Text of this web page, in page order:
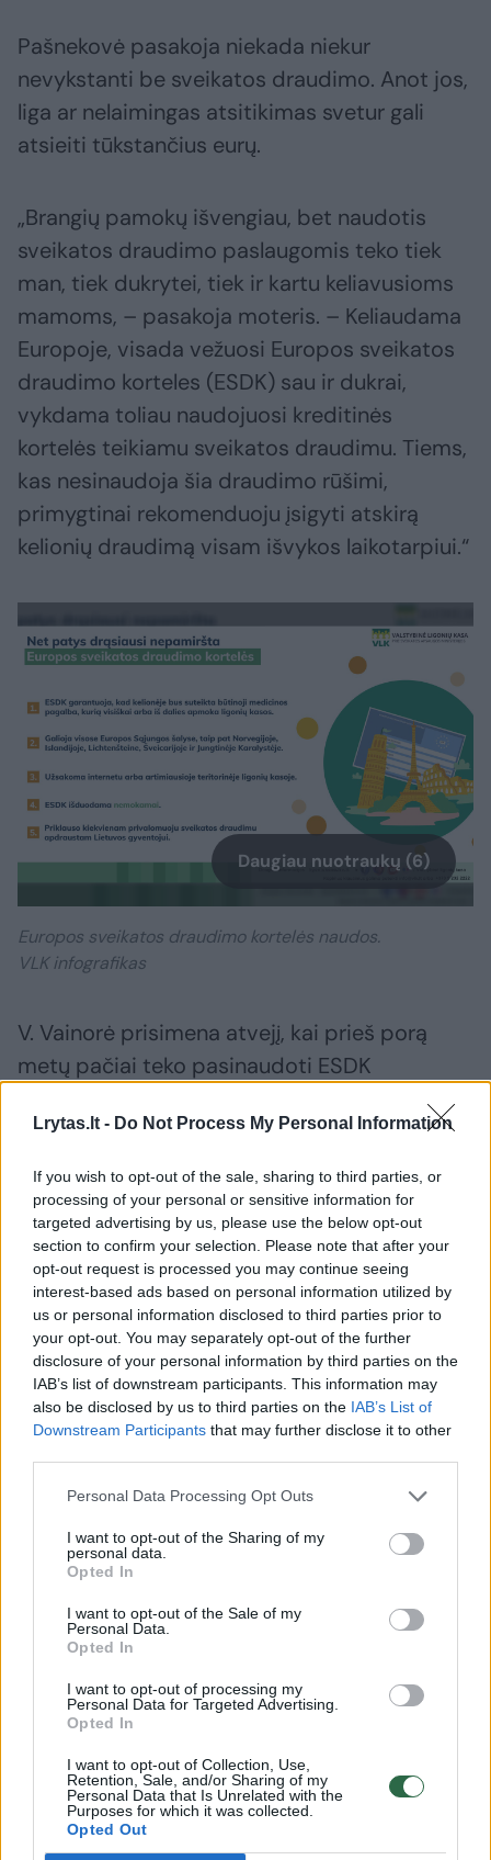
Lrytas.lt - Do Not Process My Personal Information
If you wish to opt-out of the sale, sharing to third parties, or
processing of your personal or sensitive information for
targeted advertising by us, please use the below opt-out
section to confirm your selection. Please note that after your
opt-out request is processed you may continue seeing
interest-based ads based on personal information utilized by
us or personal information disclosed to third parties prior to
your opt-out. You may separately opt-out of the further
disclosure of your personal information by third parties on the
IAB’s list of downstream participants. This information may
also be disclosed by us to third parties on the IAB’s List of
Downstream Participants that may further disclose it to other
Personal Data Processing Opt Outs
I want to opt-out of the Sharing of my
personal data.
Opted In
I want to opt-out of the Sale of my
Personal Data.
Opted In
I want to opt-out of processing my
Personal Data for Targeted Advertising.
Opted In
I want to opt-out of Collection, Use,
Retention, Sale, and/or Sharing of my
Personal Data that Is Unrelated with the
Purposes for which it was collected.
Opted Out
Pašnekovė pasakoja niekada niekur
nevykstanti be sveikatos draudimo. Anot jos,
liga ar nelaimingas atsitikimas svetur gali
atsieiti tūkstančius eurų.
„Brangių pamokų išvengiau, bet naudotis
sveikatos draudimo paslaugomis teko tiek
man, tiek dukrytei, tiek ir kartu keliavusioms
mamoms, – pasakoja moteris. – Keliaudama
Europoje, visada vežuosi Europos sveikatos
draudimo korteles (ESDK) sau ir dukrai,
vykdama toliau naudojuosi kreditinės
kortelės teikiamu sveikatos draudimu. Tiems,
kas nesinaudoja šia draudimo rūšimi,
primygtinai rekomenduoju įsigyti atskirą
kelionių draudimą visam išvykos laikotarpiui.“
Daugiau nuotraukų (6)
Europos sveikatos draudimo kortelės naudos.
VLK infografikas
V. Vainorė prisimena atvejį, kai prieš porą
metų pačiai teko pasinaudoti ESDK
„Kelionės metu staiga sutriko sveikata, todėl
buvau paguldyta į ligoninę. Kai būklė
nebekėlė pavojaus, grįžau į Lietuvą lėktuvu,
kur manęs jau laukė greitoji medicinos
pagalba ir išvežė į Santaros klinikas, –
laimingai pasibaigusį nemalonų nutikimą
prisimena moteris. – Nenoriu nė pagalvoti,
kiek tai būtų atsiėję: skubus gydytojų
konsiliumas Santorinio ligoninėje, tyrimai,
lašelinės, vaistai ir kt. Net buvo svarstomas
skubus transportavimas į Atėnus... O užteko
ESDK, kad visa medicininė pagalba būtų
suteikta nemokamai.“
Kortelė išduodama nemokamai
V. Vainorė pasakoja apie ESDK sužinojusi, kai
jaunėle. „Ėmiau planuoti pirmąją kelionę su
beveik metukų dukra. Sveikatos klausimas
atrodė labai svarbus ruošiantis vykti svetur